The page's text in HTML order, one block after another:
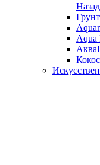
Назад
Aqua